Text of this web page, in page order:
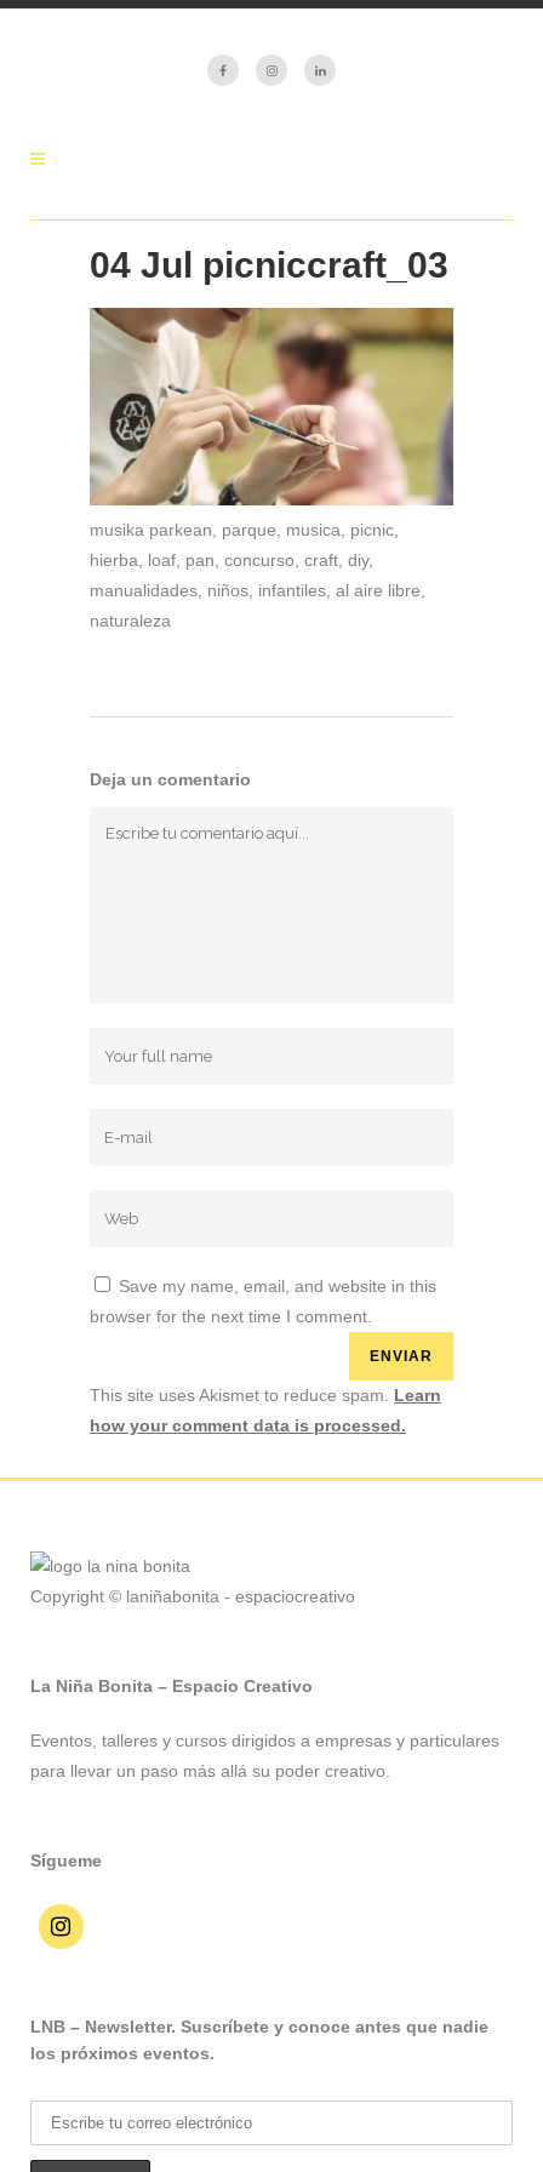
04 Jul picniccraft_03
musika parkean, parque, musica, picnic,
hierba, loaf, pan, concurso, craft, diy,
manualidades, niños, infantiles, al aire libre,
naturaleza
Deja un comentario
Save my name, email, and website in this
browser for the next time I comment.
This site uses Akismet to reduce spam. Learn
how your comment data is processed.
Copyright © laniñabonita - espaciocreativo
La Niña Bonita – Espacio Creativo
Eventos, talleres y cursos dirigidos a empresas y particulares
para llevar un paso más allá su poder creativo.
Sígueme
LNB – Newsletter. Suscríbete y conoce antes que nadie
los próximos eventos.